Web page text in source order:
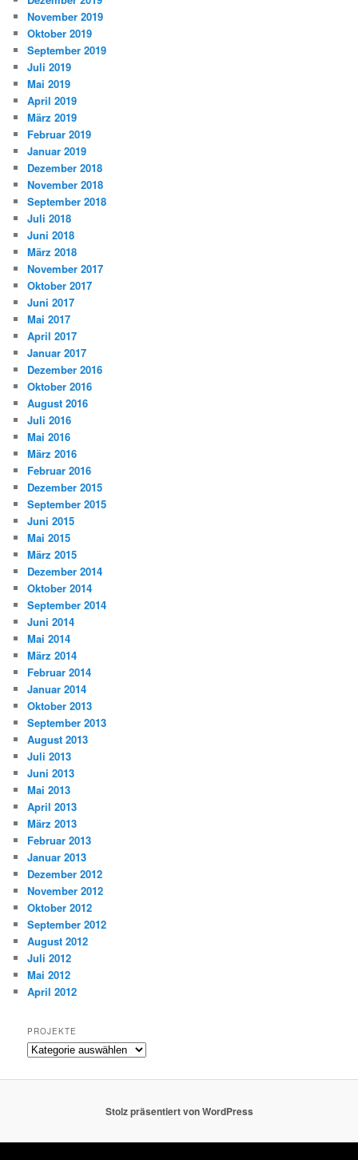
November 2019
Oktober 2019
September 2019
Juli 2019
Mai 2019
April 2019
März 2019
Februar 2019
Januar 2019
Dezember 2018
November 2018
September 2018
Juli 2018
Juni 2018
März 2018
November 2017
Oktober 2017
Juni 2017
Mai 2017
April 2017
Januar 2017
Dezember 2016
Oktober 2016
August 2016
Juli 2016
Mai 2016
März 2016
Februar 2016
Dezember 2015
September 2015
Juni 2015
Mai 2015
März 2015
Dezember 2014
Oktober 2014
September 2014
Juni 2014
Mai 2014
März 2014
Februar 2014
Januar 2014
Oktober 2013
September 2013
August 2013
Juli 2013
Juni 2013
Mai 2013
April 2013
März 2013
Februar 2013
Januar 2013
Dezember 2012
November 2012
Oktober 2012
September 2012
August 2012
Juli 2012
Mai 2012
April 2012
PROJEKTE
Projekte
Stolz präsentiert von WordPress